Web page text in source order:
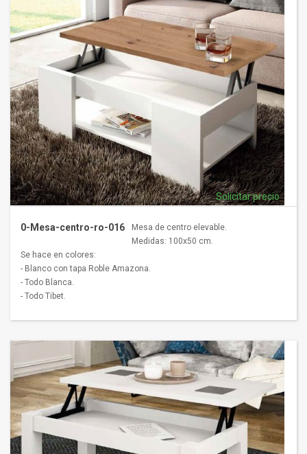
0-Mesa-centro-ro-016
Solicitar precio
Mesa de centro elevable.
Medidas: 100x50 cm.
Se hace en colores:
- Blanco con tapa Roble Amazona.
- Todo Blanca.
- Todo Tibet.